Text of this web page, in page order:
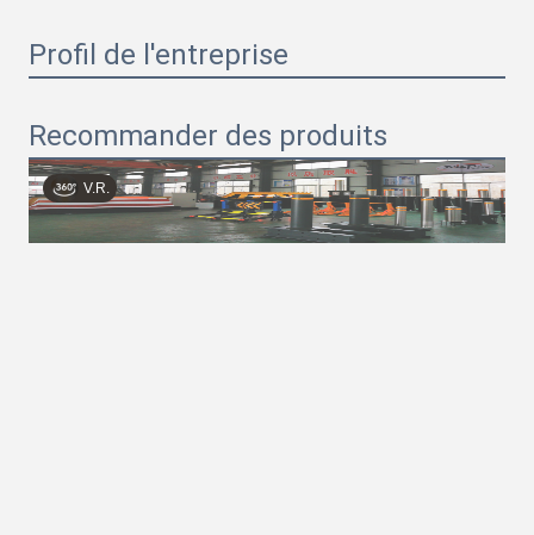
Profil de l'entreprise
Recommander des produits
V.R.